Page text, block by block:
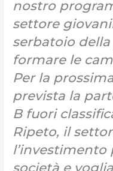
nostro
settore
serbatoio
formare le
Per la
prevista la
B fuori
Ripeto, il
società e